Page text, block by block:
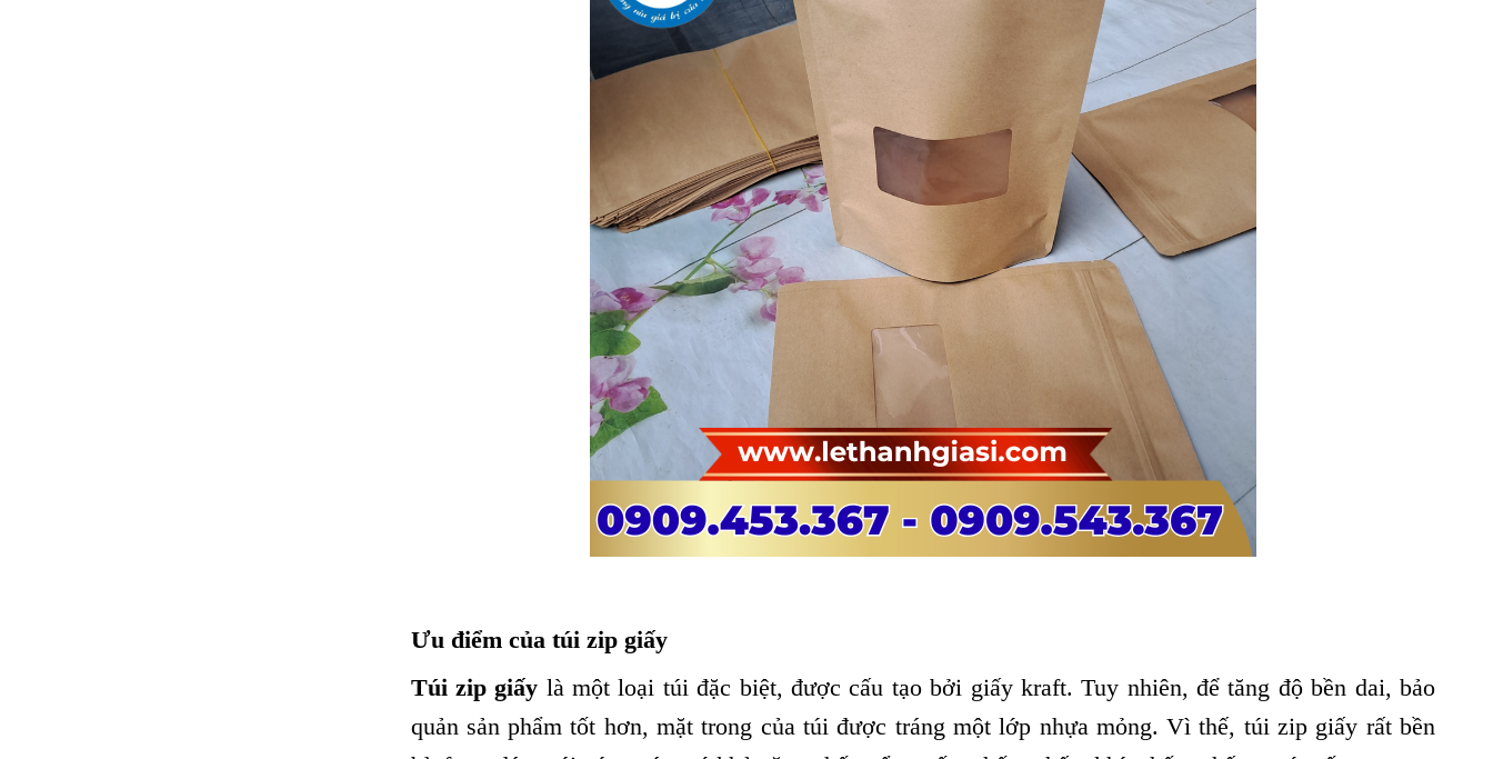
Ưu điểm của túi zip giấy
Túi zip giấy là một loại túi đặc biệt, được cấu tạo bởi giấy kraft. Tuy nhiên, để tăng độ bền dai, bảo
quản sản phẩm tốt hơn, mặt trong của túi được tráng một lớp nhựa mỏng. Vì thế, túi zip giấy rất bền